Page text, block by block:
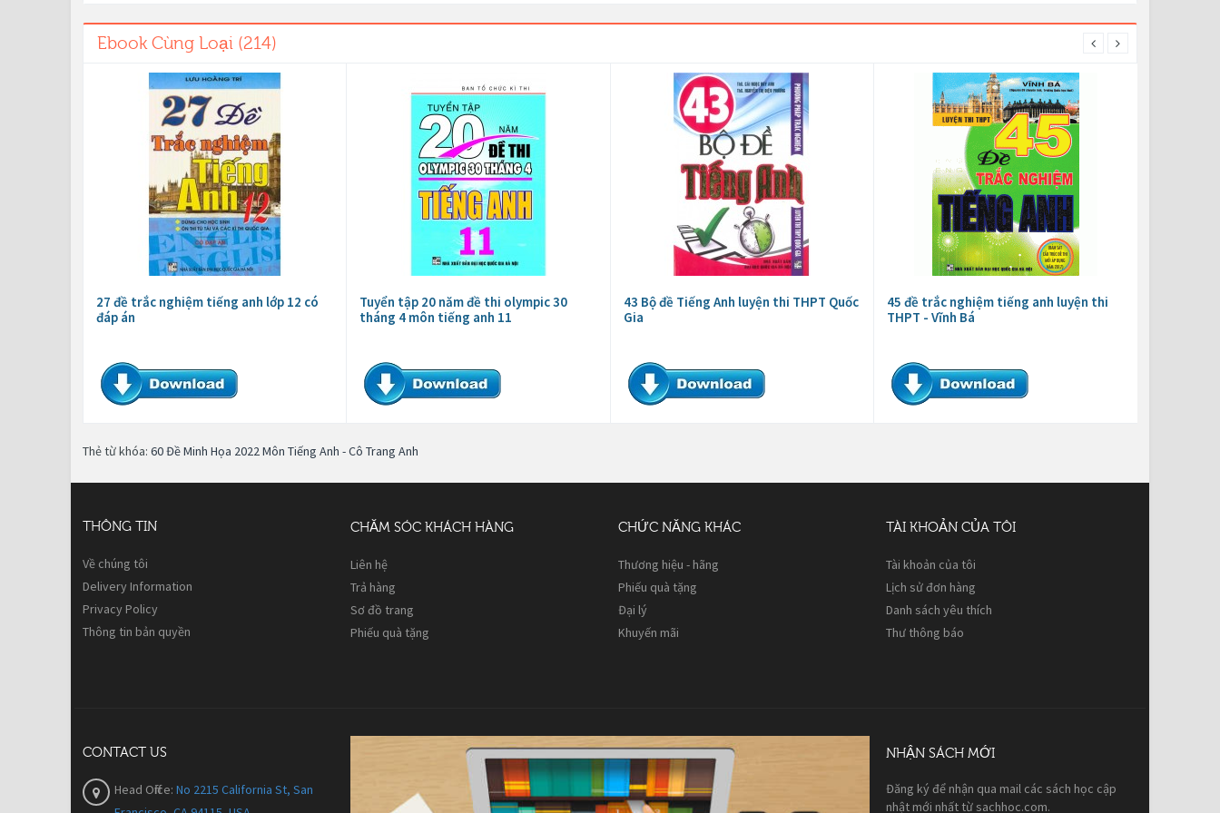
Ebook Cùng Loại (214)
27 đề trắc nghiệm tiếng anh lớp 12 có
đáp án
Tuyển tập 20 năm đề thi olympic 30
tháng 4 môn tiếng anh 11
43 Bộ đề Tiếng Anh luyện thi THPT Quốc
Gia
45 đề trắc nghiệm tiếng anh luyện thi
THPT - Vĩnh Bá
Thẻ từ khóa: 60 Đề Minh Họa 2022 Môn Tiếng Anh - Cô Trang Anh
THÔNG TIN
Về chúng tôi
Delivery Information
Privacy Policy
Thông tin bản quyền
CHĂM SÓC KHÁCH HÀNG
Liên hệ
Trả hàng
Sơ đồ trang
Phiếu quà tặng
CHỨC NĂNG KHÁC
Thương hiệu - hãng
Phiếu quà tặng
Đại lý
Khuyến mãi
TÀI KHOẢN CỦA TÔI
Tài khoản của tôi
Lịch sử đơn hàng
Danh sách yêu thích
Thư thông báo
CONTACT US
Head Office: No 2215 California St, San
NHẬN SÁCH MỚI
Đăng ký để nhận qua mail các sách học cập
nhật mới nhất từ sachhoc.com.